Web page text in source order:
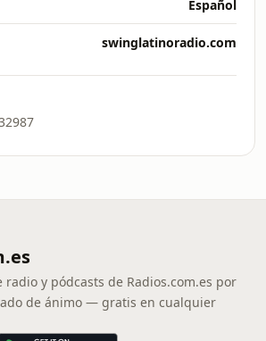
Español
swinglatinoradio.com
radio y pódcasts de Radios.com.es por
de ánimo — gratis en cualquier